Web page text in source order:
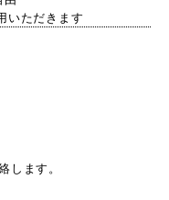
いただきます
します。